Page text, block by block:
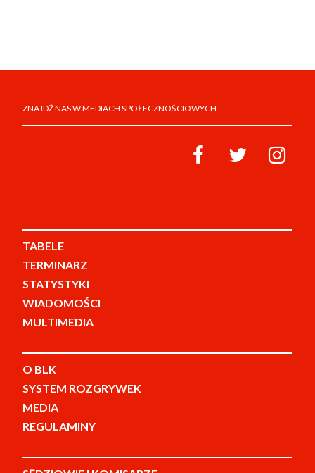
ZNAJDŹ NAS W MEDIACH SPOŁECZNOŚCIOWYCH
TABELE
TERMINARZ
STATYSTYKI
WIADOMOŚCI
MULTIMEDIA
O BLK
SYSTEM ROZGRYWEK
MEDIA
REGULAMINY